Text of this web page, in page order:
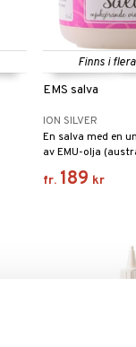
Finns i
EMS salva
ION SILVER
En salva med en
av EMU-olja
strutsfågel), MSM
silver.
fr. 189 kr